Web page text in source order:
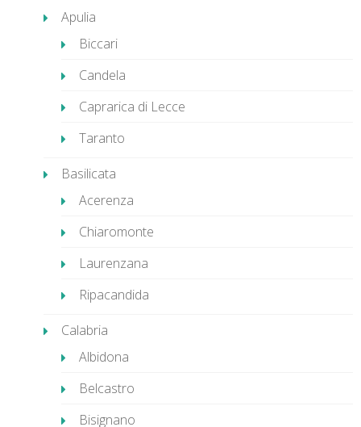
Apulia
Biccari
Candela
Caprarica di Lecce
Taranto
Basilicata
Acerenza
Chiaromonte
Laurenzana
Ripacandida
Calabria
Albidona
Belcastro
Bisignano